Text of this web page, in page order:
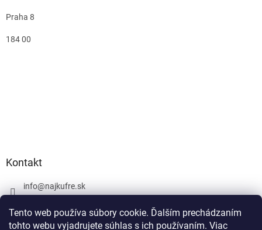
Tento web používa súbory cookie. Ďalším prechádzaním
tohto webu vyjadrujete súhlas s ich používaním. Viac
Praha 8
184 00
Kontakt
info@najkufre.sk
Facebook